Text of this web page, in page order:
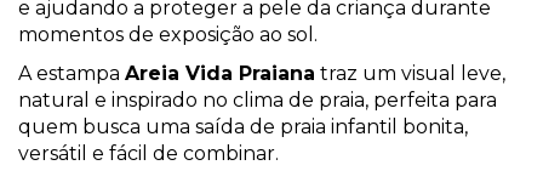
e ajudando a proteger a pele da criança durante
momentos de exposição ao sol.
A estampa Areia Vida Praiana traz um visual leve,
natural e inspirado no clima de praia, perfeita para
quem busca uma saída de praia infantil bonita,
versátil e fácil de combinar.